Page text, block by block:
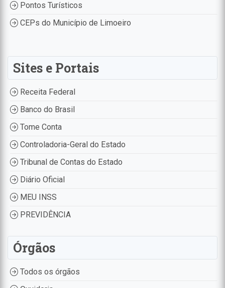
Pontos Turísticos
CEPs do Município de Limoeiro
Sites e Portais
Receita Federal
Banco do Brasil
Tome Conta
Controladoria-Geral do Estado
Tribunal de Contas do Estado
Diário Oficial
MEU INSS
PREVIDÊNCIA
Órgãos
Todos os órgãos